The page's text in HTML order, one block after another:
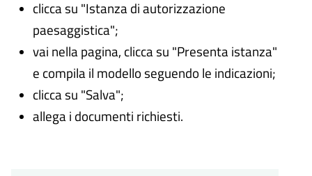
clicca su "Istanza di autorizzazione
paesaggistica";
vai nella pagina, clicca su "Presenta istanza"
e compila il modello seguendo le indicazioni;
clicca su "Salva";
allega i documenti richiesti.